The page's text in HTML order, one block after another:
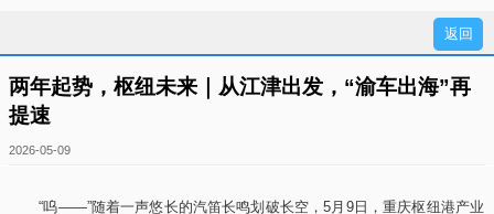
两年起势，枢纽未来｜从江津出发，“渝车出海”再
提速
2026-05-09
“呜——”随着一声悠长的汽笛长鸣划破长空，5月9日，重庆枢纽港产业